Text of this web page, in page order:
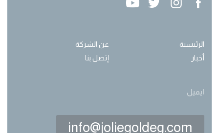
الرئيسية
عن الشركة
أخبار
إتصل بنا
ايميل
info@joliegoldeg.com